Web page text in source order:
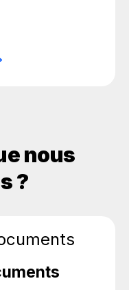
nous
?